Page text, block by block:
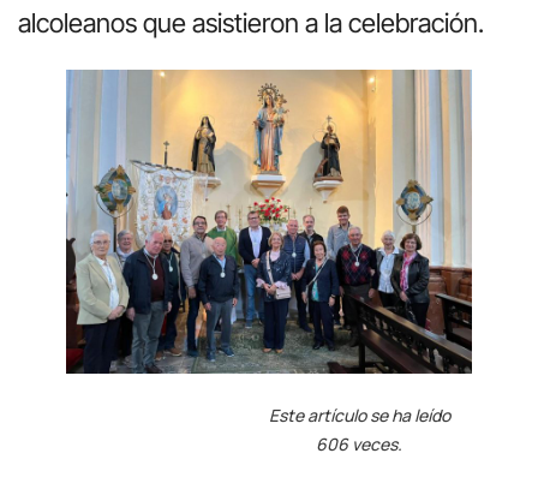
alcoleanos que asistieron a la celebración.
Este artículo se ha leído
606 veces.